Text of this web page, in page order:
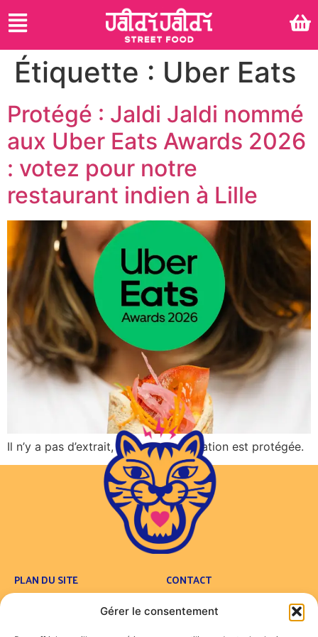
Gérer le consentement
Étiquette : Uber Eats
Protégé : Jaldi Jaldi nommé
aux Uber Eats Awards 2026
: votez pour notre
restaurant indien à Lille
Il n’y a pas d’extrait, car cette publication est protégée.
PLAN DU SITE
Concept
CONTACT
Contact
FAQ